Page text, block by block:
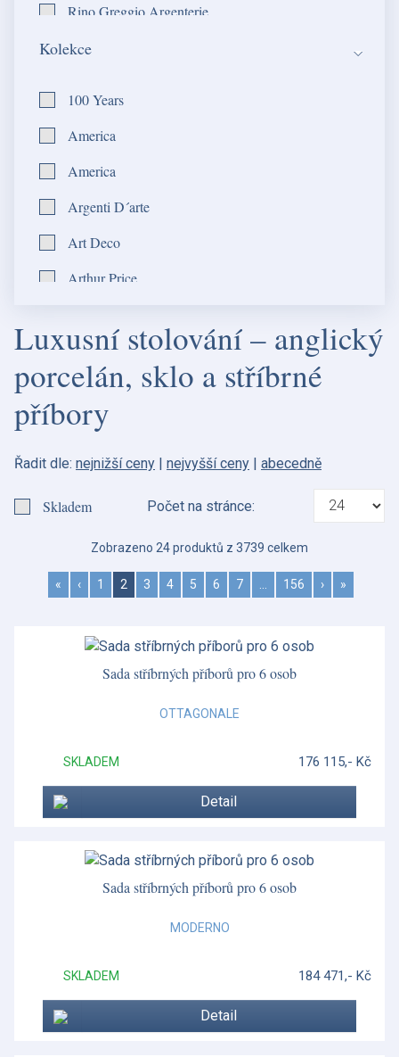
Luxusní stolování – anglický
porcelán, sklo a stříbrné
příbory
Řadit dle: nejnižší ceny | nejvyšší ceny | abecedně
Skladem Počet na stránce:
Zobrazeno 24 produktů z 3739 celkem
« ‹ 1 2 3 4 5 6 7 156 › »
Sada stříbrných příborů pro 6 osob
OTTAGONALE
SKLADEM 176 115,- Kč
Detail
Sada stříbrných příborů pro 6 osob
MODERNO
SKLADEM 184 471,- Kč
Detail
Rino Greggio Argenterie
Robbe & Berking
Kolekce
100 Years
America
America
Argenti D´arte
Art Deco
Arthur Price
Barocchino
Barocco
Barocco
Barocco
Botanic Garden Harmony
Bunnykins
Conchiglia
Cuckoo